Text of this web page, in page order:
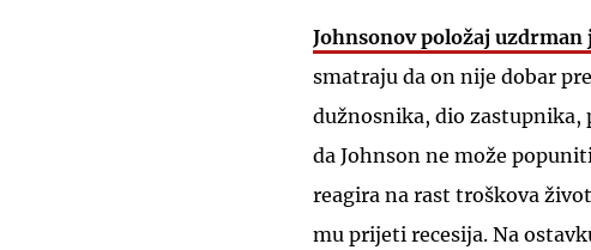
Johnsonov položaj
smatraju da on nije dobar
dužnosnika, dio zastupnika,
da Johnson ne može
reagira na rast troškova
mu prijeti recesija. Na